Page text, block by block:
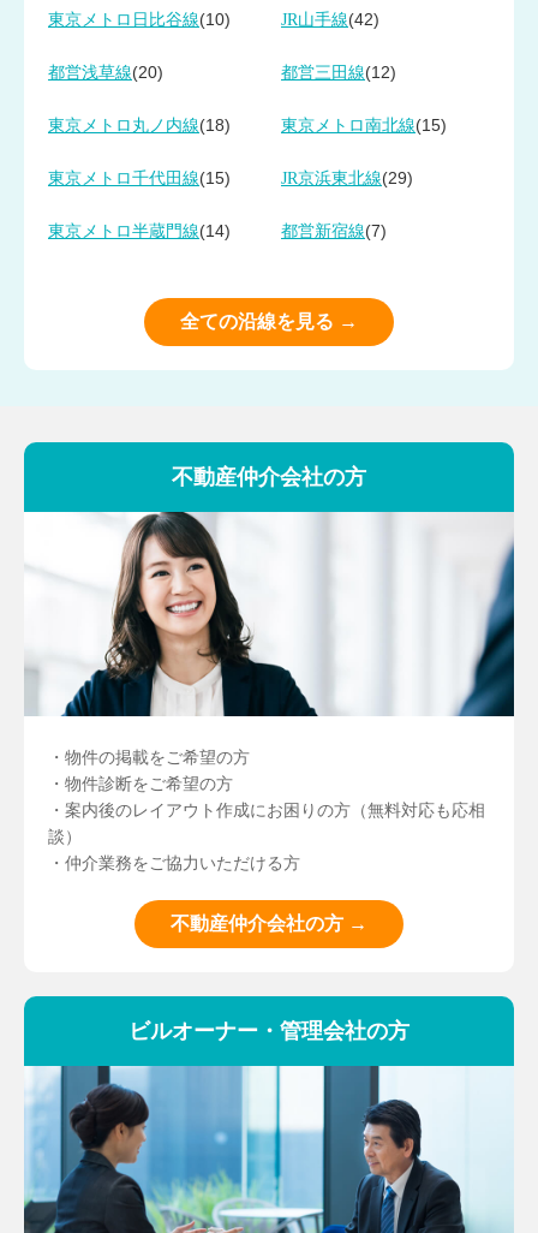
東京メトロ日比谷線(10) JR山手線(42)
都営浅草線(20) 都営三田線(12)
東京メトロ丸ノ内線(18) 東京メトロ南北線(15)
東京メトロ千代田線(15) JR京浜東北線(29)
東京メトロ半蔵門線(14) 都営新宿線(7)
全ての沿線を見る →
不動産仲介会社の方
・物件の掲載をご希望の方
・物件診断をご希望の方
・案内後のレイアウト作成にお困りの方（無料対応も応相
談）
・仲介業務をご協力いただける方
不動産仲介会社の方 →
ビルオーナー・管理会社の方